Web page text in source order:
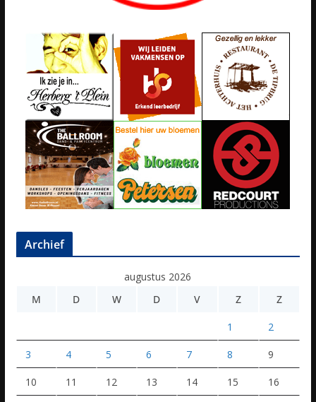
Archief
augustus 2026
M
D W D V Z Z
1 2
3 4 5 6 7 8 9
10 11 12 13 14 15 16